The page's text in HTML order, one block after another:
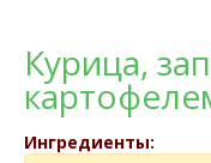
Курица,
Ингредиенты: